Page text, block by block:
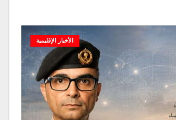
الأخبار الإقليمية